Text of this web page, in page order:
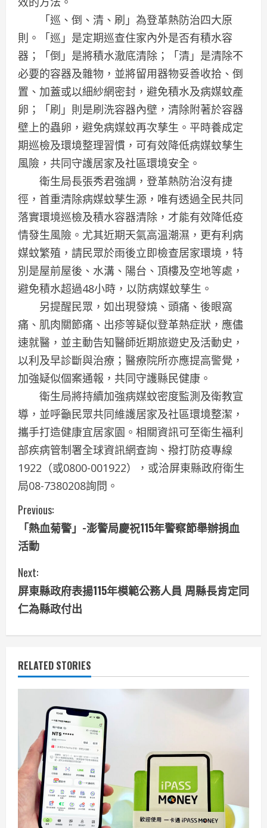
「巡、倒、清、刷」為登革熱防治四大原
則。「巡」是定期巡查住家內外是否有積水容
器；「倒」是將積水澈底清除；「清」是清除不
必要的容器及雜物，並將留用器物妥善收拾、倒
置、加蓋或以細紗網密封，避免積水及病媒蚊產
卵；「刷」則是刷洗容器內壁，清除附著於容器
壁上的蟲卵，避免病媒蚊再次孳生。平時養成定
期巡檢及環境整理習慣，可有效降低病媒蚊孳生
風險，共同守護居家及社區環境安全。
衛生局長張秀君強調，登革熱防治沒有捷
徑，首重清除病媒蚊孳生源，唯有透過全民共同
落實環境巡檢及積水容器清除，才能有效降低疫
情發生風險。尤其近期天氣高溫潮濕，更有利病
媒蚊繁殖，請民眾於雨後立即檢查居家環境，特
別是屋前屋後、水溝、陽台、頂樓及空地等處，
避免積水超過48小時，以防病媒蚊孳生。
另提醒民眾，如出現發燒、頭痛、後眼窩
痛、肌肉關節痛、出疹等疑似登革熱症狀，應儘
速就醫，並主動告知醫師近期旅遊史及活動史，
以利及早診斷與治療；醫療院所亦應提高警覺，
加強疑似個案通報，共同守護縣民健康。
衛生局將持續加強病媒蚊密度監測及衛教宣
導，並呼籲民眾共同維護居家及社區環境整潔，
攜手打造健康宜居家園。相關資訊可至衛生福利
部疾病管制署全球資訊網查詢、撥打防疫專線
1922（或0800-001922），或洽屏東縣政府衛生
局08-7380208詢問。
C
o
n
t
i
n
u
e
a
d
i
Previous:
「熱血菊警」-澎警局慶祝115年警察節舉辦捐血
活動
Next:
屏東縣政府表揚115年模範公務人員 周縣長肯定同
仁為縣政付出
RELATED STORIES